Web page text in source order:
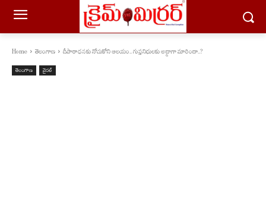
Home తెలంగాణ దీపారాధనకు నోచుకోని ఆల‌యం.. గుప్తనిధులకు అడ్డాగా మారిందా..?
తెలంగాణ వైరల్